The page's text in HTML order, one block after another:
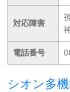
対応障害
電話番号
シオン多